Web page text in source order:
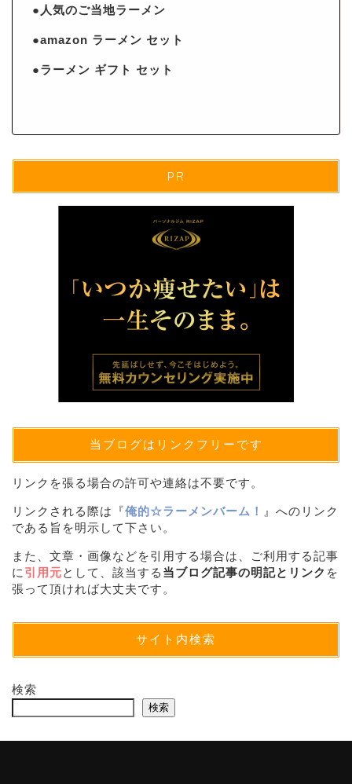
●人気のご当地ラーメン
●amazon ラーメン セット
●ラーメン ギフト セット
PR
当ブログはリンクフリーです
リンクを張る場合の許可や連絡は不要です。
リンクされる際は『俺的☆ラーメンバーム！
』へのリンク
である旨を明示して下さい。
また、文章・画像などを引用する場合は、ご利用する記事
に 引用元として、該当する 当ブログ記事の明記とリンク を
張って頂ければ大丈夫です。
サイト内検索
検索
検索